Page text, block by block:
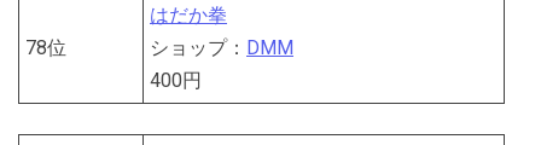
78位
はだか拳
ショップ： DMM
400円